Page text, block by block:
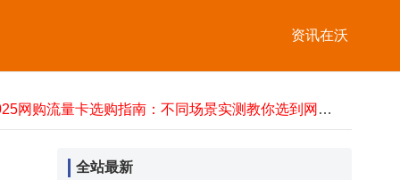
资讯在沃
石头科技再获实用新型专利授权 研发创新助力清洁领域新发展
性能怪兽登场！一加15携400万跑分+7300mAh大电池，3499元开启真旗舰新体验
中国电信AI赋能6G发展：创新技术引领通信变革，拓展产业融合新路径
全站最新